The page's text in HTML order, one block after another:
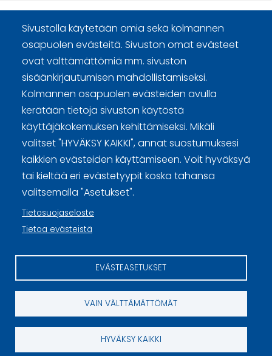
Sivustolla käytetään omia sekä kolmannen
osapuolen evästeitä. Sivuston omat evästeet
ovat välttämättömiä mm. sivuston
sisäänkirjautumisen mahdollistamiseksi.
Kolmannen osapuolen evästeiden avulla
kerätään tietoja sivuston käytöstä
käyttäjäkokemuksen kehittämiseksi. Mikäli
valitset "HYVÄKSY KAIKKI", annat suostumuksesi
kaikkien evästeiden käyttämiseen. Voit hyväksyä
tai kieltää eri evästetyypit koska tahansa
valitsemalla "Asetukset".
Tietosuojaseloste
Tietoa evästeistä
EVÄSTEASETUKSET
VAIN VÄLTTÄMÄTTÖMÄT
HYVÄKSY KAIKKI
Curling Finland
Curling.fi
Curling Finland
Sivuston käyttöehdot ja sisällön käyttöoikeudet
Evästeasetukset